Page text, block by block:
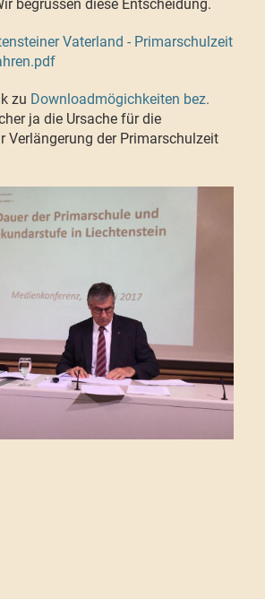
begrüssen diese Entscheidung.
Vaterland - Primarschulzeit
zu Downloadmögichkeiten bez.
ja die Ursache für die
Verlängerung der Primarschulzeit